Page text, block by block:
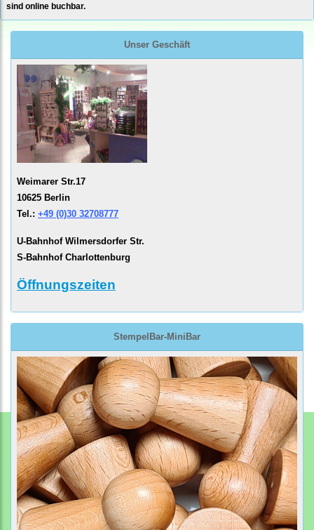
sind online buchbar.
Unser Geschäft
Weimarer Str.17
10625 Berlin
Tel.: +49 (0)30 32708777
U-Bahnhof Wilmersdorfer Str.
S-Bahnhof Charlottenburg
Öffnungszeiten
StempelBar-MiniBar